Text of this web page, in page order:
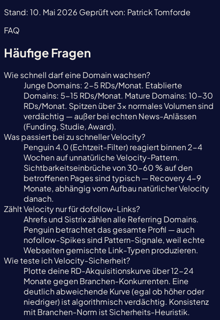
Stand: 10. Mai 2026 Geprüft von: Patrick Tomforde
FAQ
Häufige Fragen
Wie schnell darf eine Domain wachsen?
Junge Domains: 2-5 RDs/Monat. Etablierte
Domains: 5-15 RDs/Monat. Mature Domains: 10-30
RDs/Monat. Spitzen über 3x normales Volumen sind
verdächtig — außer bei echten News-Anlässen
(Funding, Studie, Award).
Was passiert bei zu schneller Velocity?
Penguin 4.0 (Echtzeit-Filter) reagiert binnen 2-4
Wochen auf unnatürliche Velocity-Pattern.
Sichtbarkeitseinbrüche von 30-60 % auf den
betroffenen Pages sind typisch — Recovery 4-9
Monate, abhängig vom Aufbau natürlicher Velocity
danach.
Zählt Velocity nur für dofollow-Links?
Ahrefs und Sistrix zählen alle Referring Domains.
Penguin betrachtet das gesamte Profil — auch
nofollow-Spikes sind Pattern-Signale, weil echte
Webseiten gemischte Link-Typen produzieren.
Wie teste ich Velocity-Sicherheit?
Plotte deine RD-Akquisitionskurve über 12-24
Monate gegen Branchen-Konkurrenten. Eine
deutlich abweichende Kurve (egal ob höher oder
niedriger) ist algorithmisch verdächtig. Konsistenz
mit Branchen-Norm ist Sicherheits-Heuristik.